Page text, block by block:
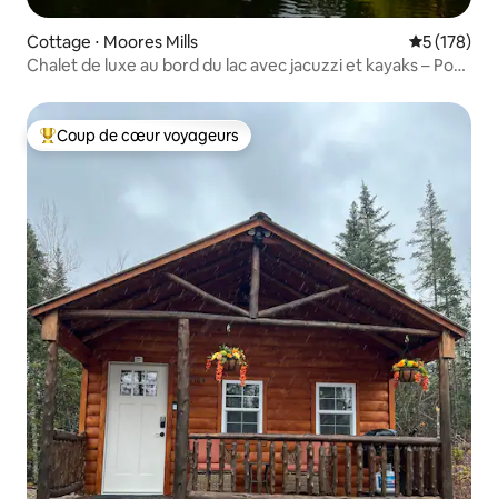
Cottage ⋅ Moores Mills Évaluation
5 (178)
Chalet de luxe au bord du lac avec jacuzzi et kayaks – Pour
Coups de cœur voyageurs les plus appréciés
Coup de cœur voyageurs